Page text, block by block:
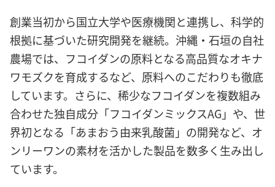
創業当初から国立大学や医療機関と連携し、科学的
根拠に基づいた研究開発を継続。沖縄・石垣の自社
農場では、フコイダンの原料となる高品質なオキナ
ワモズクを育成するなど、原料へのこだわりも徹底
しています。さらに、稀少なフコイダンを複数組み
合わせた独自成分「フコイダンミックスAG」や、世
界初となる「あまおう由来乳酸菌」の開発など、オ
ンリーワンの素材を活かした製品を数多く生み出し
ています。